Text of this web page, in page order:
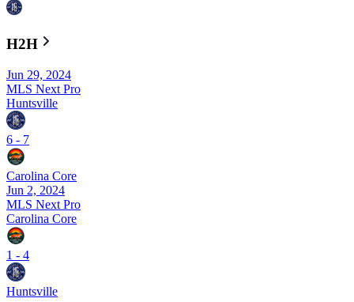
H2H
Jun 29, 2024
MLS Next Pro
Huntsville
6 - 7
Carolina Core
Jun 2, 2024
MLS Next Pro
Carolina Core
1 - 4
Huntsville